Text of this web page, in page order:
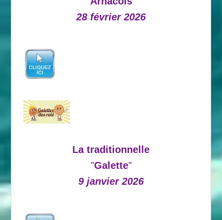
28 février 2026
La traditionnelle
"Galette"
9 janvier 2026